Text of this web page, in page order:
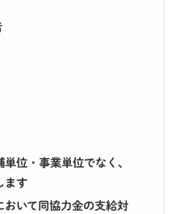
位・事業単位でなく、
ます
おいて同協力金の支給対